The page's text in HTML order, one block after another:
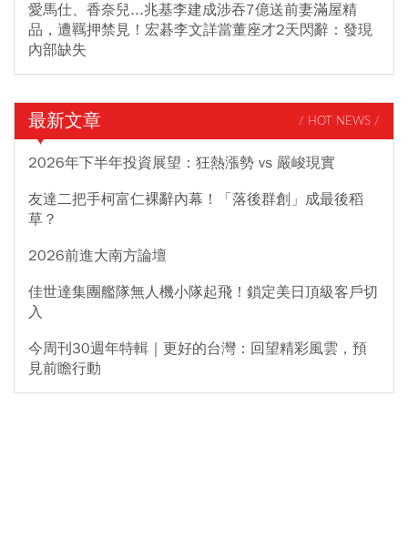
愛馬仕、香奈兒...兆基李建成涉吞7億送前妻滿屋精
品，遭羈押禁見！宏碁李文詳當董座才2天閃辭：發現
內部缺失
最新文章 / HOT NEWS /
2026年下半年投資展望：狂熱漲勢 vs 嚴峻現實
友達二把手柯富仁裸辭內幕！「落後群創」成最後稻
草？
2026前進大南方論壇
佳世達集團艦隊無人機小隊起飛！鎖定美日頂級客戶切
入
今周刊30週年特輯｜更好的台灣：回望精彩風雲，預
見前瞻行動